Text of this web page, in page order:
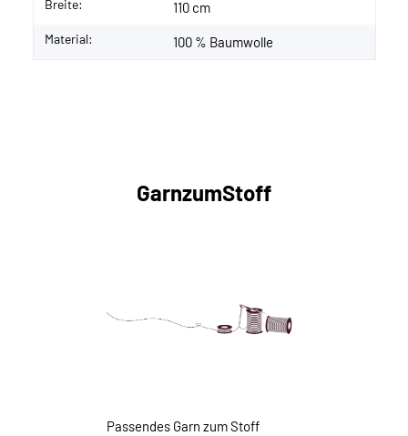
Breite: 110 cm
Material: 100 % Baumwolle
GarnzumStoff
Passendes Garn zum Stoff